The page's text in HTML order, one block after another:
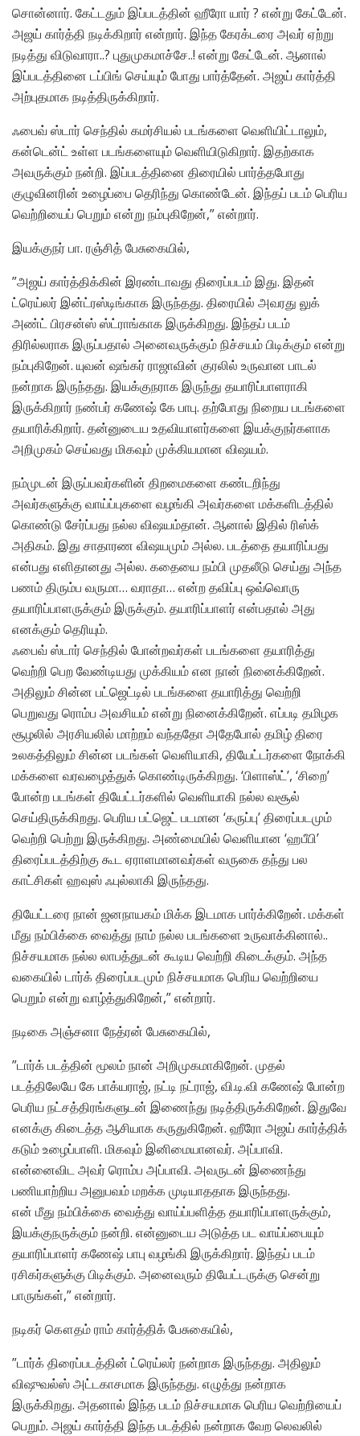
சொன்னார். கேட்டதும் இப்படத்தின் ஹீரோ யார் ? என்று கேட்டேன்.
அஜய் கார்த்தி நடிக்கிறார் என்றார். இந்த கேரக்டரை அவர் ஏற்று
நடித்து விடுவாரா..? புதுமுகமாச்சே..! என்று கேட்டேன். ஆனால்
இப்படத்தினை டப்பிங் செய்யும் போது பார்த்தேன். அஜய் கார்த்தி
அற்புதமாக நடித்திருக்கிறார்.
ஃபைவ் ஸ்டார் செந்தில் கமர்சியல் படங்களை வெளியிட்டாலும்,
கன்டென்ட் உள்ள படங்களையும் வெளியிடுகிறார். இதற்காக
அவருக்கும் நன்றி. இப்படத்தினை திரையில் பார்த்தபோது
குழுவினரின் உழைப்பை தெரிந்து கொண்டேன். இந்தப் படம் பெரிய
வெற்றியைப் பெறும் என்று நம்புகிறேன்,” என்றார்.
இயக்குநர் பா. ரஞ்சித் பேசுகையில்,
”அஜய் கார்த்திக்கின் இரண்டாவது திரைப்படம் இது. இதன்
ட்ரெய்லர் இன்ட்ரஸ்டிங்காக இருந்தது. திரையில் அவரது லுக்
அண்ட் பிரசன்ஸ் ஸ்ட்ராங்காக இருக்கிறது. இந்தப் படம்
திரில்லராக இருப்பதால் அனைவருக்கும் நிச்சயம் பிடிக்கும் என்று
நம்புகிறேன். யுவன் ஷங்கர் ராஜாவின் குரலில் உருவான பாடல்
நன்றாக இருந்தது. இயக்குநராக இருந்து தயாரிப்பாளராகி
இருக்கிறார் நண்பர் கணேஷ் கே பாபு. தற்போது நிறைய படங்களை
தயாரிக்கிறார். தன்னுடைய உதவியாளர்களை இயக்குநர்களாக
அறிமுகம் செய்வது மிகவும் முக்கியமான விஷயம்.
நம்முடன் இருப்பவர்களின் திறமைகளை கண்டறிந்து
அவர்களுக்கு வாய்ப்புகளை வழங்கி அவர்களை மக்களிடத்தில்
கொண்டு சேர்ப்பது நல்ல விஷயம்தான். ஆனால் இதில் ரிஸ்க்
அதிகம். இது சாதாரண விஷயமும் அல்ல. படத்தை தயாரிப்பது
என்பது எளிதானது அல்ல. கதையை நம்பி முதலீடு செய்து அந்த
பணம் திரும்ப வருமா… வராதா… என்ற தவிப்பு ஒவ்வொரு
தயாரிப்பாளருக்கும் இருக்கும். தயாரிப்பாளர் என்பதால் அது
எனக்கும் தெரியும்.
ஃபைவ் ஸ்டார் செந்தில் போன்றவர்கள் படங்களை தயாரித்து
வெற்றி பெற வேண்டியது முக்கியம் என நான் நினைக்கிறேன்.
அதிலும் சின்ன பட்ஜெட்டில் படங்களை தயாரித்து வெற்றி
பெறுவது ரொம்ப அவசியம் என்று நினைக்கிறேன். எப்படி தமிழக
சூழலில் அரசியலில் மாற்றம் வந்ததோ அதேபோல் தமிழ் திரை
உலகத்திலும் சின்ன படங்கள் வெளியாகி, தியேட்டர்களை நோக்கி
மக்களை வரவழைத்துக் கொண்டிருக்கிறது. ‘பிளாஸ்ட்’, ‘சிறை’
போன்ற படங்கள் தியேட்டர்களில் வெளியாகி நல்ல வசூல்
செய்திருக்கிறது. பெரிய பட்ஜெட் படமான ‘கருப்பு’ திரைப்படமும்
வெற்றி பெற்று இருக்கிறது. அண்மையில் வெளியான ‘ஹபீபி’
திரைப்படத்திற்கு கூட ஏராளமானவர்கள் வருகை தந்து பல
காட்சிகள் ஹவுஸ் ஃபுல்லாகி இருந்தது.
தியேட்டரை நான் ஜனநாயகம் மிக்க இடமாக பார்க்கிறேன். மக்கள்
மீது நம்பிக்கை வைத்து நாம் நல்ல படங்களை உருவாக்கினால்..
நிச்சயமாக நல்ல லாபத்துடன் கூடிய வெற்றி கிடைக்கும். அந்த
வகையில் டார்க் திரைப்படமும் நிச்சயமாக பெரிய வெற்றியை
பெறும் என்று வாழ்த்துகிறேன்,” என்றார்.
நடிகை அஞ்சனா நேத்ரன் பேசுகையில்,
”டார்க் படத்தின் மூலம் நான் அறிமுகமாகிறேன். முதல்
படத்திலேயே கே பாக்யராஜ், நட்டி நட்ராஜ், வி.டி.வி கணேஷ் போன்ற
பெரிய நட்சத்திரங்களுடன் இணைந்து நடித்திருக்கிறேன். இதுவே
எனக்கு கிடைத்த ஆசியாக கருதுகிறேன். ஹீரோ அஜய் கார்த்திக்
கடும் உழைப்பாளி. மிகவும் இனிமையானவர். அப்பாவி.
என்னைவிட அவர் ரொம்ப அப்பாவி. அவருடன் இணைந்து
பணியாற்றிய அனுபவம் மறக்க முடியாததாக இருந்தது.
என் மீது நம்பிக்கை வைத்து வாய்ப்பளித்த தயாரிப்பாளருக்கும்,
இயக்குநருக்கும் நன்றி. என்னுடைய அடுத்த பட வாய்ப்பையும்
தயாரிப்பாளர் கணேஷ் பாபு வழங்கி இருக்கிறார். இந்தப் படம்
ரசிகர்களுக்கு பிடிக்கும். அனைவரும் தியேட்டருக்கு சென்று
பாருங்கள்,” என்றார்.
நடிகர் கௌதம் ராம் கார்த்திக் பேசுகையில்,
”டார்க் திரைப்படத்தின் ட்ரெய்லர் நன்றாக இருந்தது. அதிலும்
விஷுவல்ஸ் அட்டகாசமாக இருந்தது. எழுத்து நன்றாக
இருக்கிறது. அதனால் இந்த படம் நிச்சயமாக பெரிய வெற்றியைப்
பெறும். அஜய் கார்த்தி இந்த படத்தில் நன்றாக வேற லெவலில்